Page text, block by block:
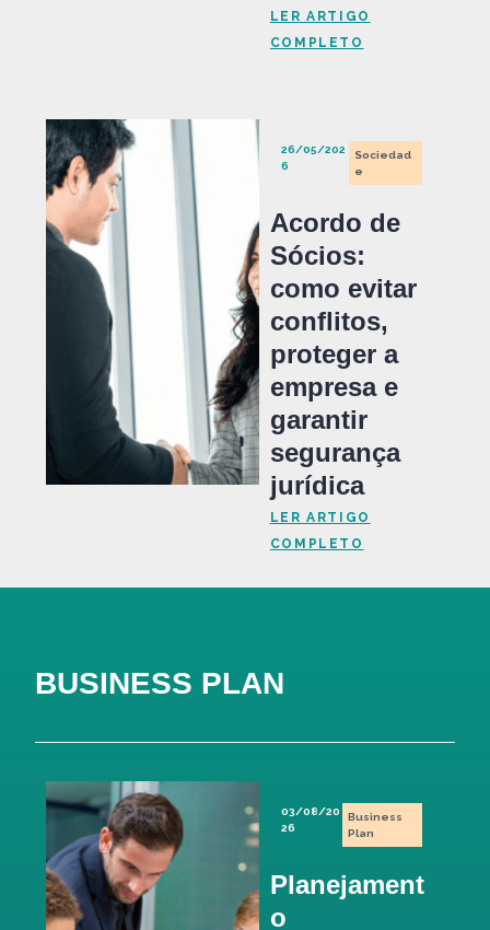
LER ARTIGO
COMPLETO
26/05/202
6
Sociedad
e
Acordo de
Sócios:
como evitar
conflitos,
proteger a
empresa e
garantir
segurança
jurídica
LER ARTIGO
COMPLETO
BUSINESS PLAN
03/08/20
26
Business
Plan
Planejament
o